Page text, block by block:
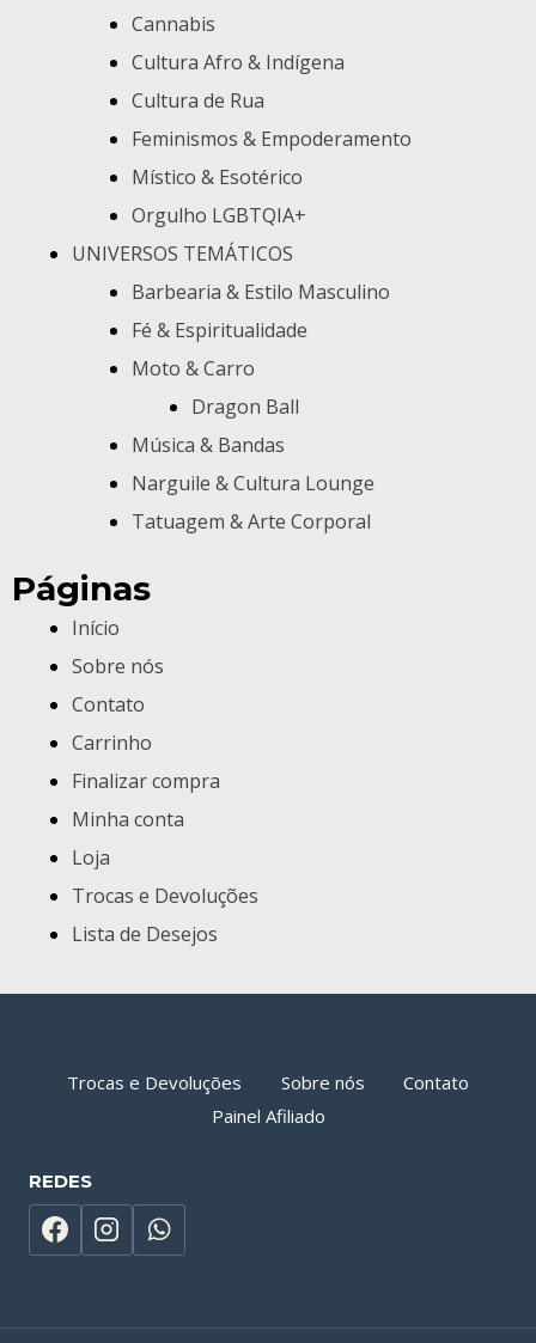
Cannabis
Cultura Afro & Indígena
Cultura de Rua
Feminismos & Empoderamento
Místico & Esotérico
Orgulho LGBTQIA+
UNIVERSOS TEMÁTICOS
Barbearia & Estilo Masculino
Fé & Espiritualidade
Moto & Carro
Dragon Ball
Música & Bandas
Narguile & Cultura Lounge
Tatuagem & Arte Corporal
Páginas
Início
Sobre nós
Contato
Carrinho
Finalizar compra
Minha conta
Loja
Trocas e Devoluções
Lista de Desejos
Trocas e Devoluções Sobre nós
Contato
Painel Afiliado
REDES